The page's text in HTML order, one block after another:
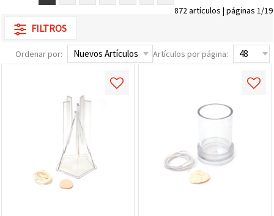
872 artículos | páginas 1/19
FILTROS
Ordenar por: Artículos por página: